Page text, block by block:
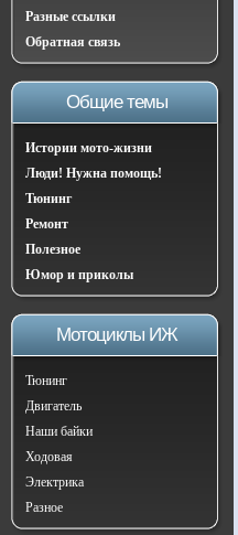
Разные ссылки
Обратная связь
Общие темы
Истории мото-жизни
Люди! Нужна помощь!
Тюнинг
Ремонт
Полезное
Юмор и приколы
Мотоциклы ИЖ
Тюнинг
Двигатель
Наши байки
Ходовая
Электрика
Разное